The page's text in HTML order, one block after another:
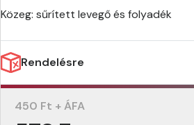
Közeg: sűrített levegő és folyadék
Rendelésre
450 Ft + ÁFA